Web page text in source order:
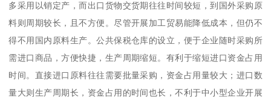
多采用以销定产，而出口货物交货期往往时间较短，到国外采购原
料则周期较长，且不方便。尽管开展加工贸易能降低成本，但仍不
得不用国内原料生产。公共保税仓库的设立，便于企业随时采购所
需进口商品，方便快捷，生产周期缩短。有利于缩短进口资金占用
时间。直接进口原料往往需要批量采购，资金占用量较大；进口数
量大则生产周期长，资金占用的时间也长，不利于中小型企业开展